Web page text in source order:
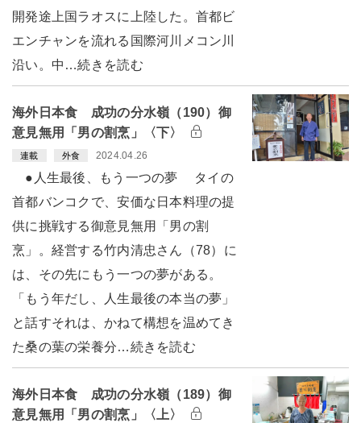
開発途上国ラオスに上陸した。首都ビ
エンチャンを流れる国際河川メコン川
沿い。中…続きを読む
海外日本食 成功の分水嶺（190）御
意見無用「男の割烹」〈下〉
連載 外食 2024.04.26
●人生最後、もう一つの夢 タイの
首都バンコクで、安価な日本料理の提
供に挑戦する御意見無用「男の割
烹」。経営する竹内清忠さん（78）に
は、その先にもう一つの夢がある。
「もう年だし、人生最後の本当の夢」
と話すそれは、かねて構想を温めてき
た桑の葉の栄養分…続きを読む
海外日本食 成功の分水嶺（189）御
意見無用「男の割烹」〈上〉